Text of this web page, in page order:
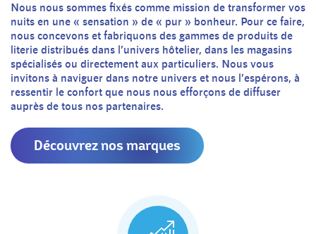
Nous nous sommes fixés comme mission de transformer vos
nuits en une « sensation » de « pur » bonheur. Pour ce faire,
nous concevons et fabriquons des gammes de produits de
literie distribués dans l’univers hôtelier, dans les magasins
spécialisés ou directement aux particuliers. Nous vous
invitons à naviguer dans notre univers et nous l’espérons, à
ressentir le confort que nous nous efforçons de diffuser
auprès de tous nos partenaires.
Découvrez nos marques